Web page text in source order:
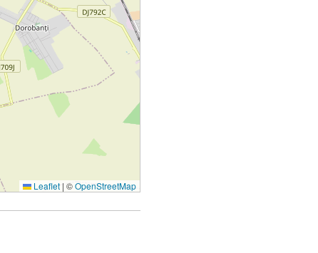
Leaflet | ©OpenStreetMap